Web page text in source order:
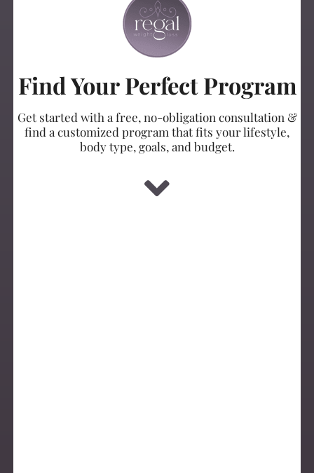
Find Your Perfect Program
Get started with a free, no-obligation consultation &
find a customized program that fits your lifestyle,
body type, goals, and budget.